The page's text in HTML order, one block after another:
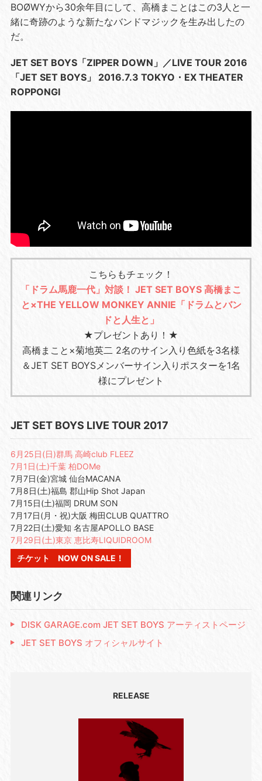
BOØWYから30余年目にして、高橋まことはこの3人と一
緒に奇跡のような新たなバンドマジックを生み出したの
だ。
JET SET BOYS「ZIPPER DOWN」／LIVE TOUR 2016
「JET SET BOYS」 2016.7.3 TOKYO・EX THEATER
ROPPONGI
こちらもチェック！
「ドラム馬鹿一代」対談！ JET SET BOYS 高橋まこ
と×THE YELLOW MONKEY ANNIE「ドラムとバン
ドと人生と」
★プレゼントあり！★
高橋まこと×菊地英二 2名のサイン入り色紙を3名様
＆JET SET BOYSメンバーサイン入りポスターを1名
様にプレゼント
JET SET BOYS LIVE TOUR 2017
6月25日(日)群馬 高崎club FLEEZ
7月1日(土)千葉 柏DOMe
7月7日(金)宮城 仙台MACANA
7月8日(土)福島 郡山Hip Shot Japan
7月15日(土)福岡 DRUM SON
7月17日(月・祝)大阪 梅田CLUB QUATTRO
7月22日(土)愛知 名古屋APOLLO BASE
7月29日(土)東京 恵比寿LIQUIDROOM
チケット NOW ON SALE！
関連リンク
DISK GARAGE.com JET SET BOYS アーティストページ
JET SET BOYS オフィシャルサイト
RELEASE